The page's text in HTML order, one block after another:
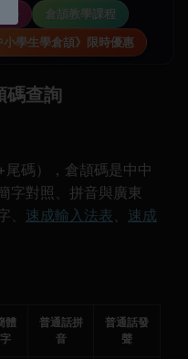
學
倉頡教學課程
小學生學倉頡》限時優惠
碼查詢
尾碼），倉頡碼是中中
字對照、拼音與廣東
速成輸入法表、 速成
體
字
普通話拼
音
普通話發
聲